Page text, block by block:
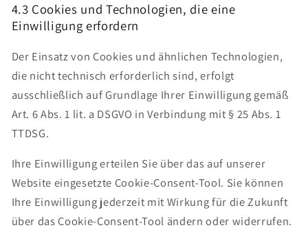
4.3 Cookies und Technologien, die eine
Einwilligung erfordern
Der Einsatz von Cookies und ähnlichen Technologien,
die nicht technisch erforderlich sind, erfolgt
ausschließlich auf Grundlage Ihrer Einwilligung gemäß
Art. 6 Abs. 1 lit. a DSGVO in Verbindung mit § 25 Abs. 1
TTDSG.
Ihre Einwilligung erteilen Sie über das auf unserer
Website eingesetzte Cookie-Consent-Tool. Sie können
Ihre Einwilligung jederzeit mit Wirkung für die Zukunft
über das Cookie-Consent-Tool ändern oder widerrufen.